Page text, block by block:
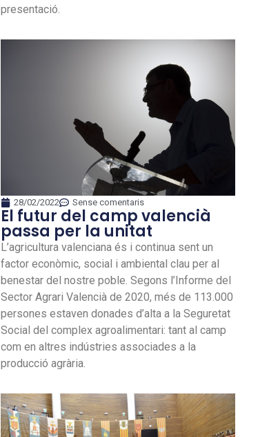
presentació.
28/02/2022 Sense comentaris
El futur del camp valencià
passa per la unitat
L’agricultura valenciana és i continua sent un
factor econòmic, social i ambiental clau per al
benestar del nostre poble. Segons l’Informe del
Sector Agrari Valencià de 2020, més de 113.000
persones estaven donades d’alta a la Seguretat
Social del complex agroalimentari: tant al camp
com en altres indústries associades a la
producció agrària.